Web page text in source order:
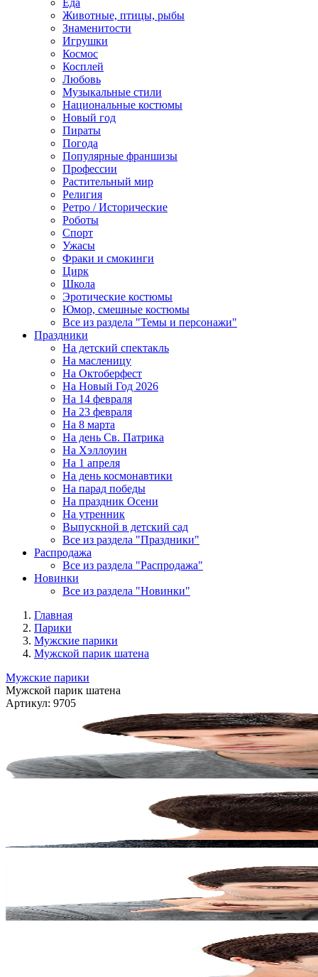
Еда
Животные, птицы, рыбы
Знаменитости
Игрушки
Космос
Косплей
Любовь
Музыкальные стили
Национальные костюмы
Новый год
Пираты
Погода
Популярные франшизы
Профессии
Растительный мир
Религия
Ретро / Исторические
Роботы
Спорт
Ужасы
Фраки и смокинги
Цирк
Школа
Эротические костюмы
Юмор, смешные костюмы
Все из раздела "Темы и персонажи"
Праздники
На детский спектакль
На масленицу
На Октоберфест
На Новый Год 2026
На 14 февраля
На 23 февраля
На 8 марта
На день Св. Патрика
На Хэллоуин
На 1 апреля
На день космонавтики
На парад победы
На праздник Осени
На утренник
Выпускной в детский сад
Все из раздела "Праздники"
Распродажа
Все из раздела "Распродажа"
Новинки
Все из раздела "Новинки"
Главная
Парики
Мужские парики
Мужской парик шатена
Мужские парики
Мужской парик шатена
Артикул: 9705